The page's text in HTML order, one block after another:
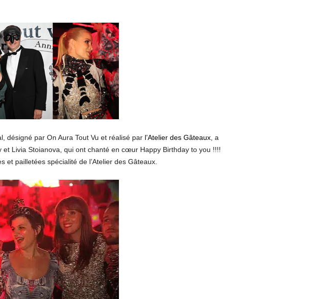
désigné par On Aura Tout Vu et réalisé par l’Atelier des Gâteaux, a
Livia Stoianova, qui ont chanté en cœur Happy Birthday to you !!!!
et pailletées spécialité de l’Atelier des Gâteaux.